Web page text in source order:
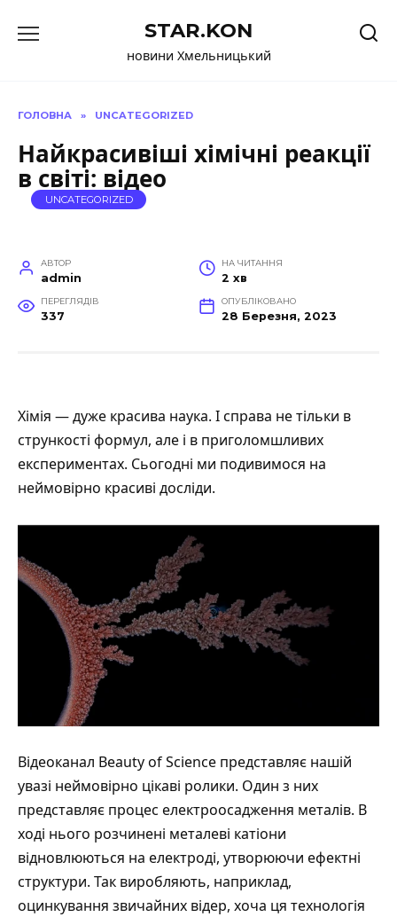
до
STAR.KON
новини Хмельницький
ГОЛОВНА » UNCATEGORIZED
Найкрасивіші хімічні реакції
в світі: відео
UNCATEGORIZED
АВТОР
admin
НА ЧИТАННЯ
2 хв
ПЕРЕГЛЯДІВ
337
ОПУБЛІКОВАНО
28 Березня, 2023
Хімія — дуже красива наука. І справа не тільки в
стрункості формул, але і в приголомшливих
експериментах. Сьогодні ми подивимося на
неймовірно красиві досліди.
Відеоканал Beauty of Science представляє нашій
увазі неймовірно цікаві ролики. Один з них
представляє процес електроосадження металів. В
ході нього розчинені металеві катіони
відновлюються на електроді, утворюючи ефектні
структури. Так виробляють, наприклад,
оцинкування звичайних відер, хоча ця технологія